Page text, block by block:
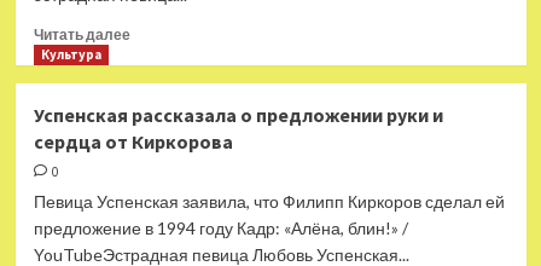
Читать далееПрочитать
назвала
присвоение
безвкусным
Культура
Успенская рассказала о предложении руки и
сердца от Киркорова
0
Певица Успенская заявила, что Филипп Киркоров сделал ей
предложение в 1994 году Кадр: «Алёна, блин!» /
YouTubeЭстрадная певица Любовь Успенская...